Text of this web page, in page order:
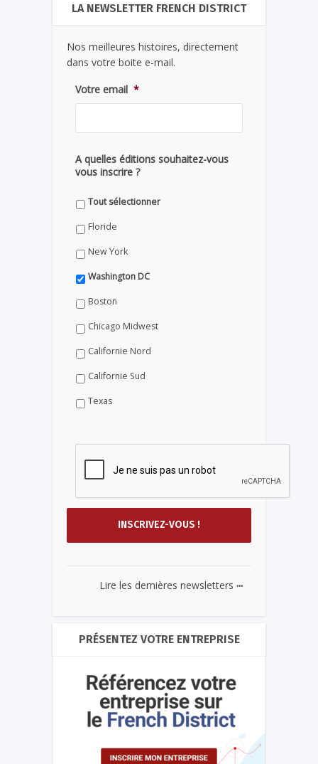
LA NEWSLETTER FRENCH DISTRICT
Nos meilleures histoires, directement
dans votre boite e-mail.
Votre email *
A quelles éditions souhaitez-vous
vous inscrire ?
Tout sélectionner
Floride
New York
Washington DC
Boston
Chicago Midwest
Californie Nord
Californie Sud
Texas
Lire les dernières newsletters ...
PRÉSENTEZ VOTRE ENTREPRISE